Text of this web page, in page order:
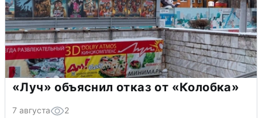
«Луч» объяснил отказ от «Колобка»
7 августа 2